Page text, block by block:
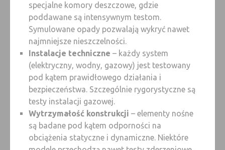
specjalne komory deszczowe, gdzie
poddawane są intensywnym testom.
Symulowane opady pozwalają wykryć nawet
najmniejsze nieszczelności.
Instalacje techniczne – każdy system
(elektryczny, wodny, gazowy) jest testowany
pod kątem prawidłowego działania i
bezpieczeństwa. Szczególnie rygorystyczne są
testy instalacji gazowej.
Wytrzymałość konstrukcji – elementy nośne
są badane pod kątem odporności na
obciążenia statyczne i dynamiczne. Niektóre